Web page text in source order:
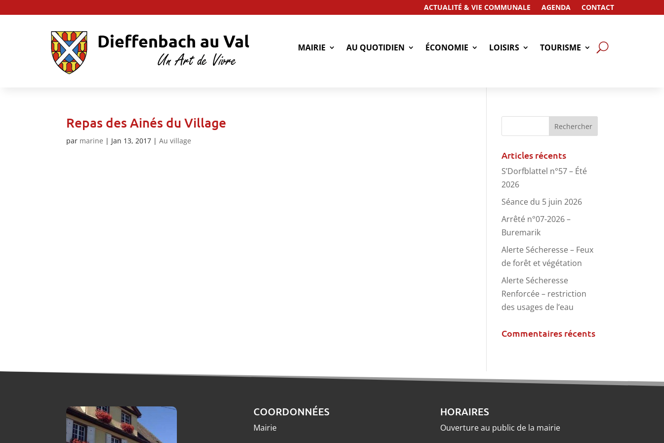
ACTUALITÉ & VIE COMMUNALE AGENDA CONTACT
MAIRIE AU QUOTIDIEN ÉCONOMIE LOISIRS TOURISME
Repas des Ainés du Village
par marine | Jan 13, 2017 |Au village
Articles récents
S’Dorfblattel n°57 – Été
2026
Séance du 5 juin 2026
Arrêté n°07-2026 –
Buremarik
Alerte Sécheresse – Feux
de forêt et végétation
Alerte Sécheresse
Renforcée – restriction
des usages de l’eau
Commentaires récents
COORDONNÉES
Mairie
HORAIRES
Ouverture au public de la mairie